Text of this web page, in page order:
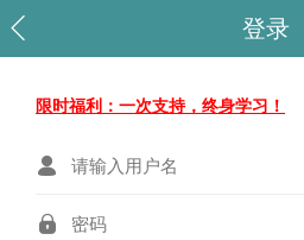
登录
限时福利：一次支持，终身学习！